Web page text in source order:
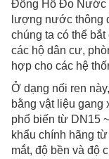
Taiwan
lượng
Đồng Hồ Đo Nước
lượng nước thông
chúng ta có thể
các hộ dân cư,
hợp cho các hệ
Ở dạng nối ren
bằng vật liệu gang
phổ biến từ DN15
khẩu chính hãng
mắt, độ bền và độ